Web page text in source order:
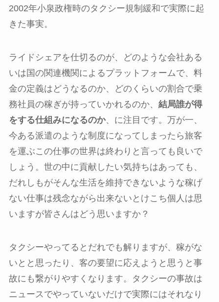
2002年小泉政権時のタクシー規制緩和で実際に起
きた事実。
ライドシェアを仕切るのが、どのような会社ある
いは国の関連機関によるプラットフォームで、料
金の定義はどうなるのか、どのくらいの割合で乗
務社員の稼ぎが持っていかれるのか、 結局誰が得
をする仕組みになるのか、に注目です。万が一、
今ある派遣のような制度になってしまったら旅客
を運ぶこの仕事の世界は終わりと言っても良いで
しょう。世の中に貢献したい気持ちはあっても、
だれしもがそんな生活を維持できないような稼げ
ない仕事は残念ながら出来ないとけこち個人は思
いますが皆さんはどう思いますか？
タクシーやってるとだれでも解りますが、稼がな
いとと思ったり、客の要望に応えようと思うと事
故にも繋がりやすくなります。タクシーの事故は
ニュースでやっていないだけで実際にはそれなり